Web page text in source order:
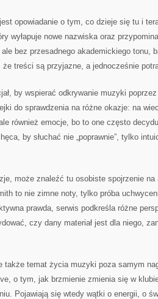
opowiadanie o tym, co dzieje się tu i
wyłapuje nowe nazwiska oraz
bez przesadnego akademickiego tonu,
że treści są przyjazne, a jednocześnie
by wspierać odkrywanie muzyki
do sprawdzenia na różne okazje: na
również emocje, bo to one często
by słuchać nie „poprawnie”, tylko
może znaleźć tu osobiste spojrzenie na
to nie zimne noty, tylko próba
prawda, serwis podkreśla różne
czy dany materiał jest dla niego,
także temat życia muzyki poza samym
o tym, jak brzmienie zmienia się w
Pojawiają się wtedy wątki o energii, o